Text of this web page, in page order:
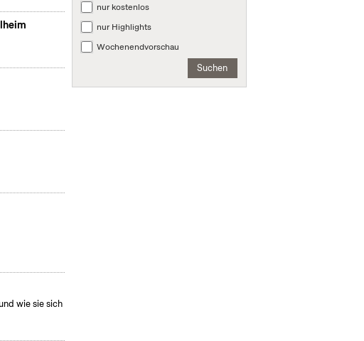
wie sie sich
nur kostenlos
nur Highlights
Wochenendvorschau
Suchen